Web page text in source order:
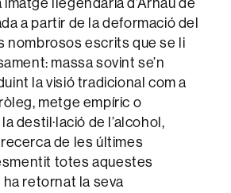
llegendària d’Arnau de
a partir de la deformació del
nombrosos escrits que se li
massa sovint se’n
la visió tradicional com a
metge empíric o
destil·lació de l’alcohol,
de les últimes
totes aquestes
retornat la seva